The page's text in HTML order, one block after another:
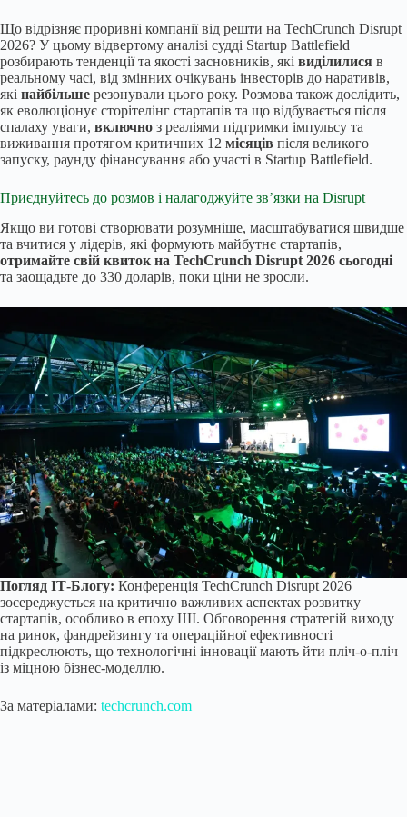
Що відрізняє проривні компанії від решти на TechCrunch Disrupt
2026? У цьому відвертому аналізі судді Startup Battlefield
розбирають тенденції та якості засновників, які виділилися в
реальному часі, від змінних очікувань інвесторів до наративів,
які найбільше резонували цього року. Розмова також дослідить,
як еволюціонує сторітелінг стартапів та що відбувається після
спалаху уваги, включно з реаліями підтримки імпульсу та
виживання протягом критичних 12 місяців після великого
запуску, раунду фінансування або участі в Startup Battlefield.
Приєднуйтесь до розмов і налагоджуйте зв’язки на Disrupt
Якщо ви готові створювати розумніше, масштабуватися швидше
та вчитися у лідерів, які формують майбутнє стартапів,
отримайте свій квиток на TechCrunch Disrupt 2026 сьогодні
та заощадьте до 330 доларів, поки ціни не зросли.
Погляд ІТ-Блогу: Конференція TechCrunch Disrupt 2026
зосереджується на критично важливих аспектах розвитку
стартапів, особливо в епоху ШІ. Обговорення стратегій виходу
на ринок, фандрейзингу та операційної ефективності
підкреслюють, що технологічні інновації мають йти пліч-о-пліч
із міцною бізнес-моделлю.
За матеріалами: techcrunch.com